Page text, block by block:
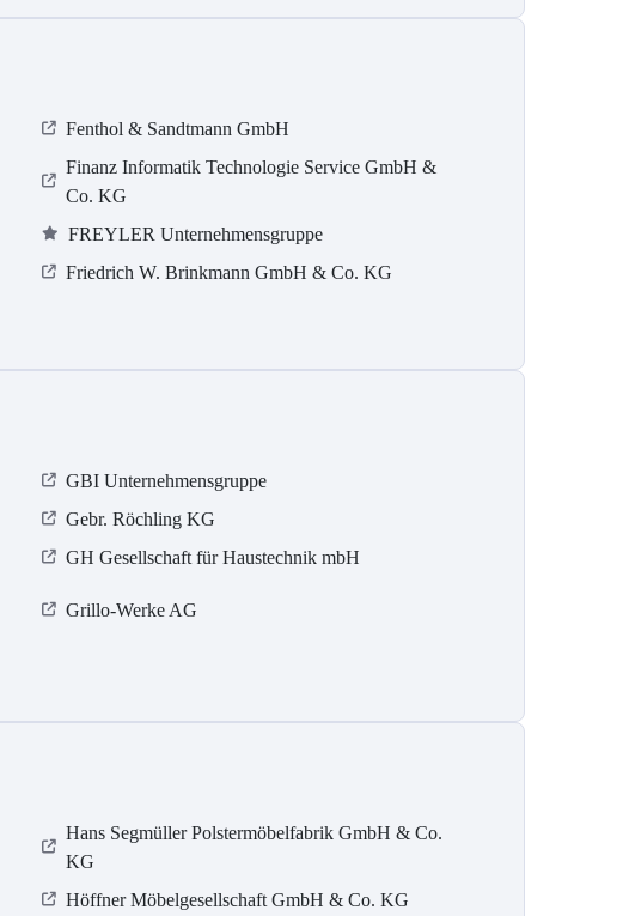
Fenthol & Sandtmann GmbH
Finanz Informatik Technologie Service GmbH &
Co. KG
FREYLER Unternehmensgruppe
Friedrich W. Brinkmann GmbH & Co. KG
GBI Unternehmensgruppe
Gebr. Röchling KG
GH Gesellschaft für Haustechnik mbH
Grillo-Werke AG
Hans Segmüller Polstermöbelfabrik GmbH & Co.
KG
Höffner Möbelgesellschaft GmbH & Co. KG